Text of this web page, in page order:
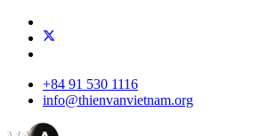
+84 91 530 1116
info@thienvanvietnam.org